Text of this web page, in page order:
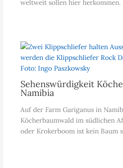
weltweit sollen hier herkommen.
Sehenswürdigkeit
Namibia
Auf der Farm Gariganus in
Köcherbaumwald im südlichen
oder Krokerboom ist kein Baum